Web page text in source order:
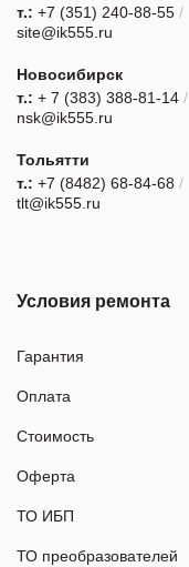
т.: +7 (351) 240-88-55 /
site@ik555.ru
Новосибирск
т.: + 7 (383) 388-81-14 /
nsk@ik555.ru
Тольятти
т.: +7 (8482) 68-84-68 /
tlt@ik555.ru
Условия ремонта
Гарантия
Оплата
Стоимость
Оферта
ТО ИБП
ТО преобразователей